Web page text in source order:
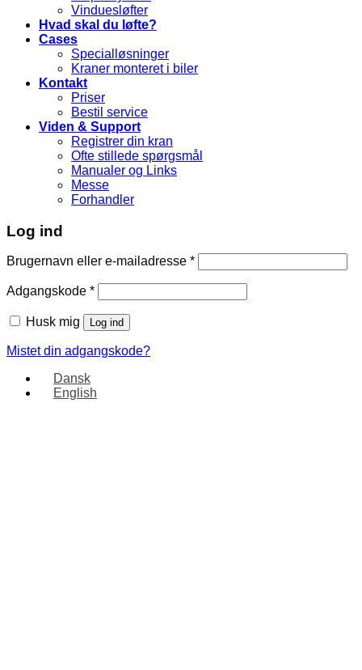
Vinduesløfter
Hvad skal du løfte?
Cases
Specialløsninger
Kraner monteret i biler
Kontakt
Priser
Bestil service
Viden & Support
Registrer din kran
Ofte stillede spørgsmål
Manualer og Links
Messe
Forhandler
Log ind
Brugernavn eller e-mailadresse *
Adgangskode *
Husk mig Log ind
Mistet din adgangskode?
Dansk
English